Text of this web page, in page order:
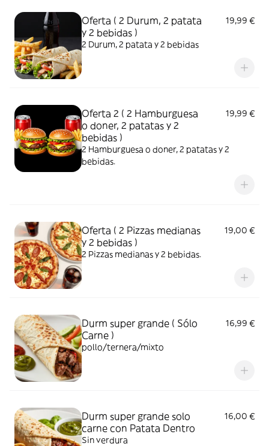
Oferta ( 2 Durum, 2 patata
y 2 bebidas )
19,99 €
2 Durum, 2 patata y 2 bebidas
Oferta 2 ( 2 Hamburguesa
o doner, 2 patatas y 2
bebidas )
19,99 €
2 Hamburguesa o doner, 2 patatas y 2
bebidas.
Oferta ( 2 Pizzas medianas
y 2 bebidas )
19,00 €
2 Pizzas medianas y 2 bebidas.
Durm super grande ( Sólo
Carne )
16,99 €
pollo/ternera/mixto
Durm super grande solo
carne con Patata Dentro
16,00 €
Sin verdura